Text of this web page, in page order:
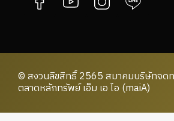
© สงวนลิขสิทธิ์ 2565 สมาคมบริษัทจดท
ตลาดหลักทรัพย์ เอ็ม เอ ไอ (maiA)